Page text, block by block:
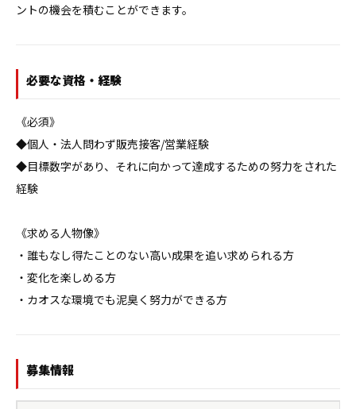
ントの機会を積むことができます。
必要な資格・経験
《必須》
◆個人・法人問わず販売接客/営業経験
◆目標数字があり、それに向かって達成するための努力をされた
経験
《求める人物像》
・誰もなし得たことのない高い成果を追い求められる方
・変化を楽しめる方
・カオスな環境でも泥臭く努力ができる方
募集情報